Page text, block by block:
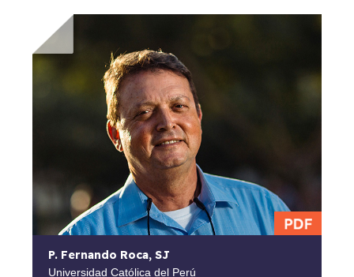
P. Fernando Roca, SJ
Universidad Católica del Perú